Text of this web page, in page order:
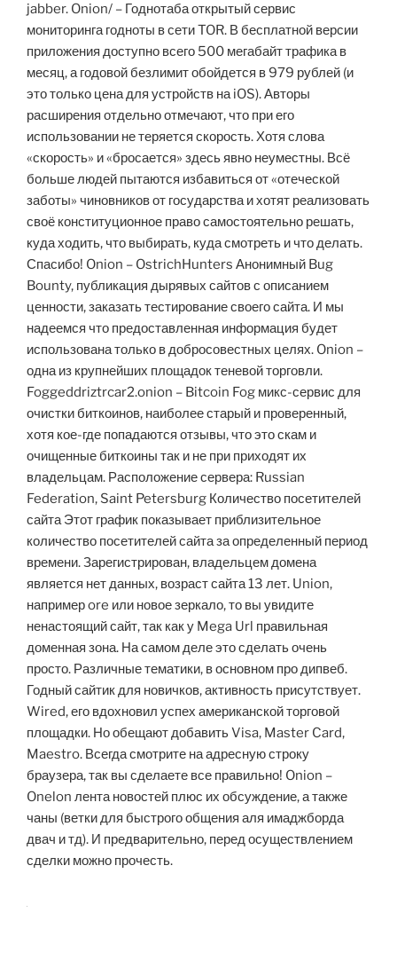
jabber. Onion/ – Годнотаба открытый сервис
мониторинга годноты в сети TOR. В бесплатной версии
приложения доступно всего 500 мегабайт трафика в
месяц, а годовой безлимит обойдется в 979 рублей (и
это только цена для устройств на iOS). Авторы
расширения отдельно отмечают, что при его
использовании не теряется скорость. Хотя слова
«скорость» и «бросается» здесь явно неуместны. Всё
больше людей пытаются избавиться от «отеческой
заботы» чиновников от государства и хотят реализовать
своё конституционное право самостоятельно решать,
куда ходить, что выбирать, куда смотреть и что делать.
Спасибо! Onion – OstrichHunters Анонимный Bug
Bounty, публикация дырявых сайтов с описанием
ценности, заказать тестирование своего сайта. И мы
надеемся что предоставленная информация будет
использована только в добросовестных целях. Onion –
одна из крупнейших площадок теневой торговли.
Foggeddriztrcar2.onion – Bitcoin Fog микс-сервис для
очистки биткоинов, наиболее старый и проверенный,
хотя кое-где попадаются отзывы, что это скам и
очищенные биткоины так и не при приходят их
владельцам. Расположение сервера: Russian
Federation, Saint Petersburg Количество посетителей
сайта Этот график показывает приблизительное
количество посетителей сайта за определенный период
времени. Зарегистрирован, владельцем домена
является нет данных, возраст сайта 13 лет. Union,
например ore или новое зеркало, то вы увидите
ненастоящий сайт, так как у Mega Url правильная
доменная зона. На самом деле это сделать очень
просто. Различные тематики, в основном про дипвеб.
Годный сайтик для новичков, активность присутствует.
Wired, его вдохновил успех американской торговой
площадки. Но обещают добавить Visa, Master Card,
Maestro. Всегда смотрите на адресную строку
браузера, так вы сделаете все правильно! Onion –
Onelon лента новостей плюс их обсуждение, а также
чаны (ветки для быстрого общения аля имаджборда
двач и тд). И предварительно, перед осуществлением
сделки можно прочесть.